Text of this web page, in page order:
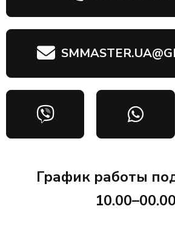
График работы
10.00–00.00